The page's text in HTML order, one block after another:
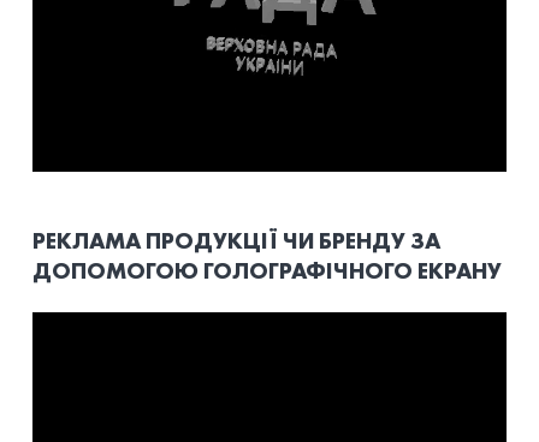
РЕКЛАМА ПРОДУКЦІЇ ЧИ БРЕНДУ ЗА
ДОПОМОГОЮ ГОЛОГРАФІЧНОГО ЕКРАНУ